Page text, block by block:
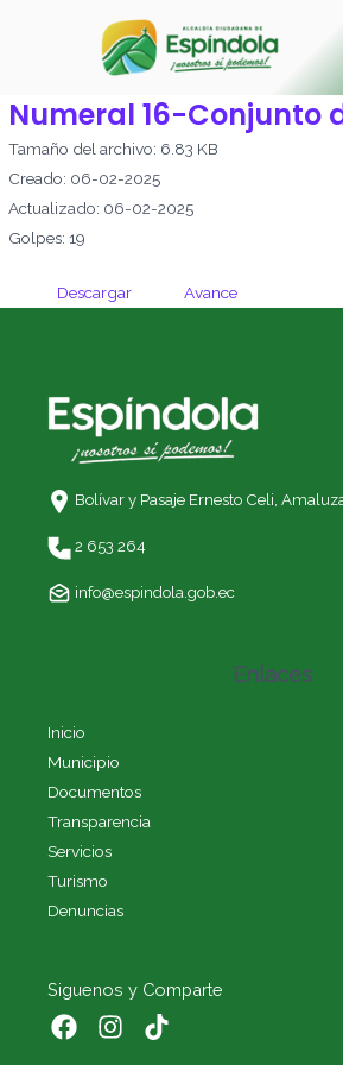
Numeral 16-Conjunto
Tamaño del archivo: 6.83 KB
Creado: 06-02-2025
Actualizado: 06-02-2025
Golpes: 19
Descargar Avance
Bolívar y Pasaje Ernesto Celi,
2 653 264
info@espindola.gob.ec
Enlaces
Inicio
Municipio
Documentos
Transparencia
Servicios
Turismo
Denuncias
Siguenos y Comparte